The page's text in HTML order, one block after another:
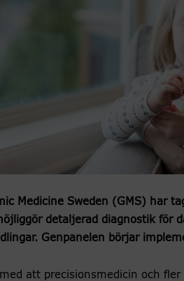
Medicine Sweden (GMS) har
detaljerad diagnostik för
Genpanelen börjar
att precisionsmedicin och